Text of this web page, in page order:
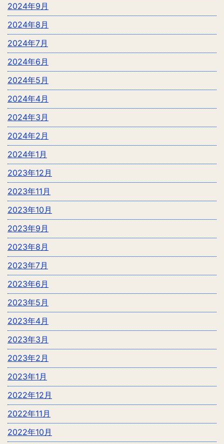
2024年9月
2024年8月
2024年7月
2024年6月
2024年5月
2024年4月
2024年3月
2024年2月
2024年1月
2023年12月
2023年11月
2023年10月
2023年9月
2023年8月
2023年7月
2023年6月
2023年5月
2023年4月
2023年3月
2023年2月
2023年1月
2022年12月
2022年11月
2022年10月